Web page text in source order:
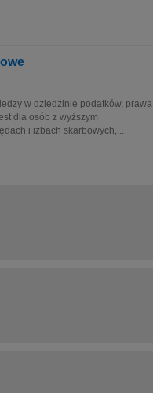
w dziedzinie podatków, prawa
dla osób z wyższym
i izbach skarbowych,...